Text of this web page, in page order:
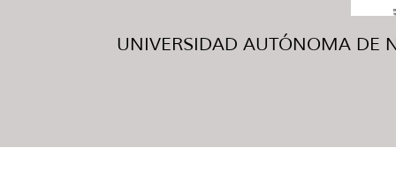
UNIVERSIDAD AUTÓNOMA DE